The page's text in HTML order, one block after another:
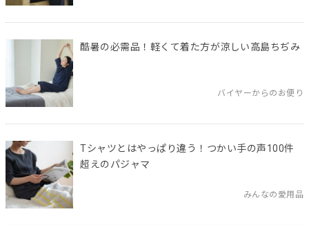
酷暑の必需品！軽くて着た方が涼しい高島ちぢみ
バイヤーからのお便り
Tシャツとはやっぱり違う！つかい手の声100件
超えのパジャマ
みんなの愛用品